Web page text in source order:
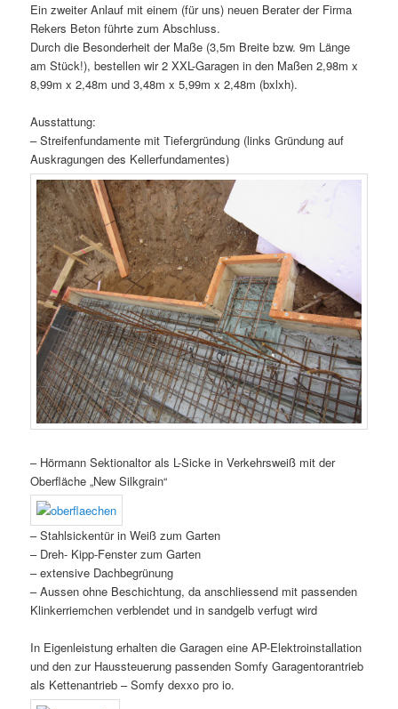
Ein zweiter Anlauf mit einem (für uns) neuen Berater der Firma
Rekers Beton führte zum Abschluss.
Durch die Besonderheit der Maße (3,5m Breite bzw. 9m Länge
am Stück!), bestellen wir 2 XXL-Garagen in den Maßen 2,98m x
8,99m x 2,48m und 3,48m x 5,99m x 2,48m (bxlxh).
Ausstattung:
– Streifenfundamente mit Tiefergründung (links Gründung auf
Auskragungen des Kellerfundamentes)
– Hörmann Sektionaltor als L-Sicke in Verkehrsweiß mit der
Oberfläche „New Silkgrain“
– Stahlsickentür in Weiß zum Garten
– Dreh- Kipp-Fenster zum Garten
– extensive Dachbegrünung
– Aussen ohne Beschichtung, da anschliessend mit passenden
Klinkerriemchen verblendet und in sandgelb verfugt wird
In Eigenleistung erhalten die Garagen eine AP-Elektroinstallation
und den zur Haussteuerung passenden Somfy Garagentorantrieb
als Kettenantrieb – Somfy dexxo pro io.